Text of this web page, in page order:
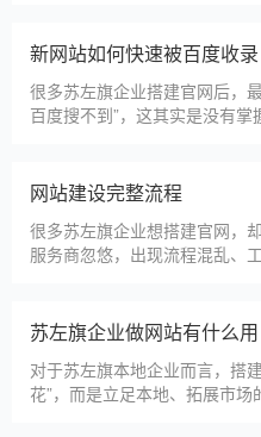
反而得不偿失。结合百度最新
今天详细梳理仿站建站的核心注
新网站如何快速被百度收录
很多苏左旗企业搭建官网后，
百度搜不到”，这其实是没有
能操作。第一，完善网站基础
先，确认网站域名已
网站建设完整流程
很多苏左旗企业想搭建官网，
服务商忽悠，出现流程混乱、
帮助苏左旗企业理清思路，顺
需求沟通与方案确定。这是
苏左旗企业做网站有什么用
对于苏左旗本地企业而言，搭
花”，而是立足本地、拓展市场